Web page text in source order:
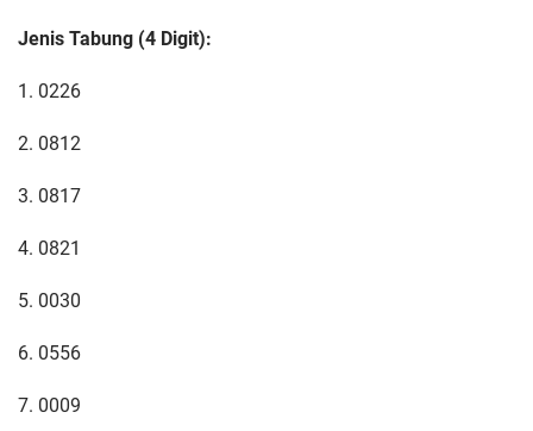
Jenis Tabung (4 Digit):
1. 0226
2. 0812
3. 0817
4. 0821
5. 0030
6. 0556
7. 0009